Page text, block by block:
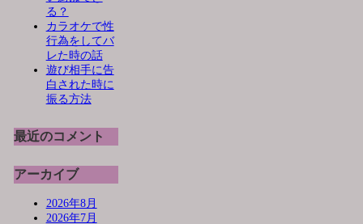
る？
カラオケで性
行為をしてバ
レた時の話
遊び相手に告
白された時に
振る方法
最近のコメント
アーカイブ
2026年8月
2026年7月